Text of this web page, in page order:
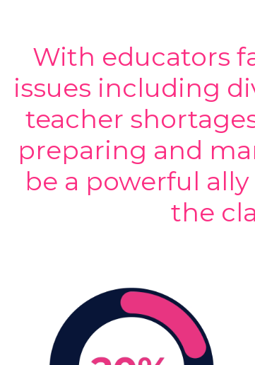
With educators
issues including
teacher
preparing and
be a powerful
the